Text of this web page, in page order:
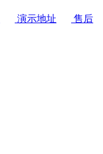
演示地址
售后